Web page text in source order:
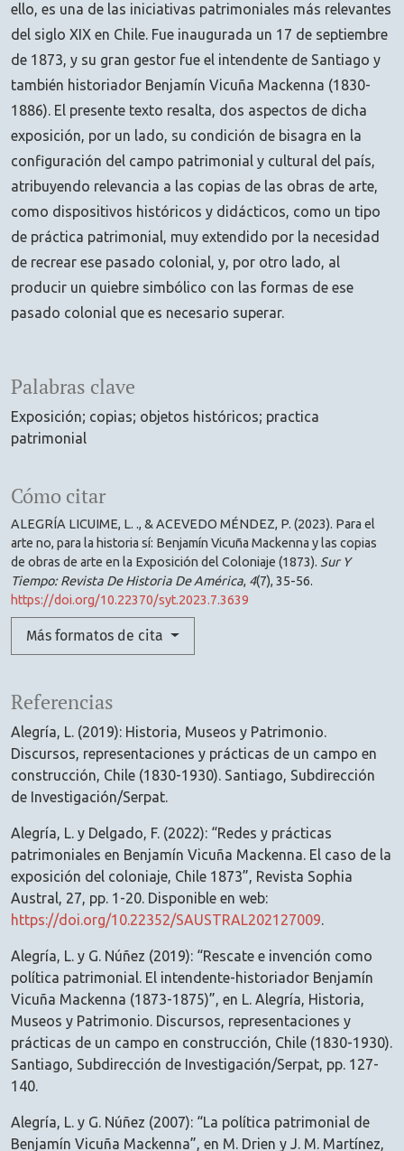
Palabras clave
Exposición; copias; objetos históricos; practica
patrimonial
Cómo citar
ALEGRÍA LICUIME, L. ., & ACEVEDO MÉNDEZ, P. (2023). Para el
arte no, para la historia sí: Benjamín Vicuña Mackenna y las copias
de obras de arte en la Exposición del Coloniaje (1873). Sur Y
Tiempo: Revista De Historia De América, 4(7), 35-56.
https://doi.org/10.22370/syt.2023.7.3639
Más formatos de cita
ello, es una de las iniciativas patrimoniales más relevantes
del siglo XIX en Chile. Fue inaugurada un 17 de septiembre
de 1873, y su gran gestor fue el intendente de Santiago y
también historiador Benjamín Vicuña Mackenna (1830-
1886). El presente texto resalta, dos aspectos de dicha
exposición, por un lado, su condición de bisagra en la
configuración del campo patrimonial y cultural del país,
atribuyendo relevancia a las copias de las obras de arte,
como dispositivos históricos y didácticos, como un tipo
de práctica patrimonial, muy extendido por la necesidad
de recrear ese pasado colonial, y, por otro lado, al
producir un quiebre simbólico con las formas de ese
pasado colonial que es necesario superar.
Referencias
Alegría, L. (2019): Historia, Museos y Patrimonio.
Discursos, representaciones y prácticas de un campo en
construcción, Chile (1830-1930). Santiago, Subdirección
de Investigación/Serpat.
Alegría, L. y Delgado, F. (2022): “Redes y prácticas
patrimoniales en Benjamín Vicuña Mackenna. El caso de la
exposición del coloniaje, Chile 1873”, Revista Sophia
Austral, 27, pp. 1-20. Disponible en web:
https://doi.org/10.22352/SAUSTRAL202127009.
Alegría, L. y G. Núñez (2019): “Rescate e invención como
política patrimonial. El intendente-historiador Benjamín
Vicuña Mackenna (1873-1875)”, en L. Alegría, Historia,
Museos y Patrimonio. Discursos, representaciones y
prácticas de un campo en construcción, Chile (1830-1930).
Santiago, Subdirección de Investigación/Serpat, pp. 127-
140.
Alegría, L. y G. Núñez (2007): “La política patrimonial de
Benjamín Vicuña Mackenna”, en M. Drien y J. M. Martínez,